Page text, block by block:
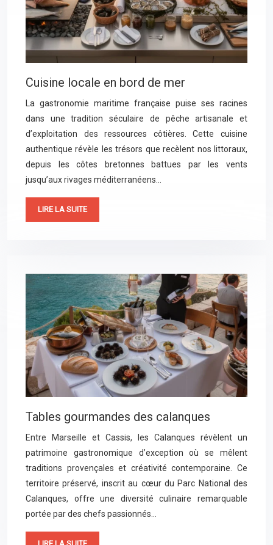
Cuisine locale en bord de mer
La gastronomie maritime française puise ses racines
dans une tradition séculaire de pêche artisanale et
d’exploitation des ressources côtières. Cette cuisine
authentique révèle les trésors que recèlent nos littoraux,
depuis les côtes bretonnes battues par les vents
jusqu’aux rivages méditerranéens…
LIRE LA SUITE
Tables gourmandes des calanques
Entre Marseille et Cassis, les Calanques révèlent un
patrimoine gastronomique d’exception où se mêlent
traditions provençales et créativité contemporaine. Ce
territoire préservé, inscrit au cœur du Parc National des
Calanques, offre une diversité culinaire remarquable
portée par des chefs passionnés…